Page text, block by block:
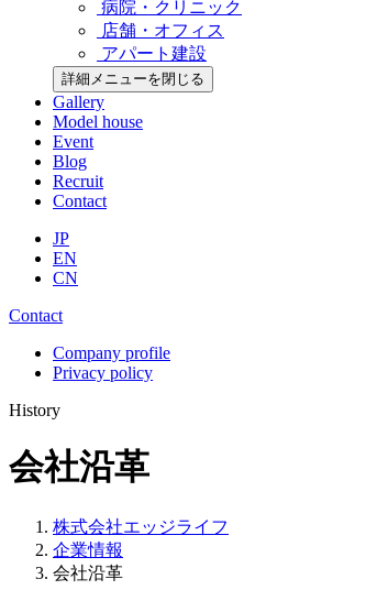
病院・クリニック
店舗・オフィス
アパート建設
詳細メニューを閉じる
Gallery
Model house
Event
Blog
Recruit
Contact
JP
EN
CN
Contact
Company profile
Privacy policy
History
会社沿革
株式会社エッジライフ
企業情報
会社沿革